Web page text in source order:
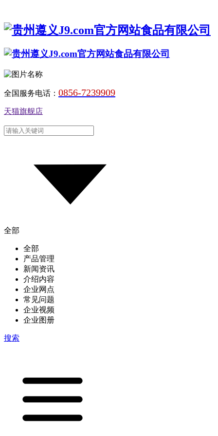
全国服务电话： 0856-7239909
天猫旗舰店
全部
全部
产品管理
新闻资讯
介绍内容
企业网点
常见问题
企业视频
企业图册
搜索